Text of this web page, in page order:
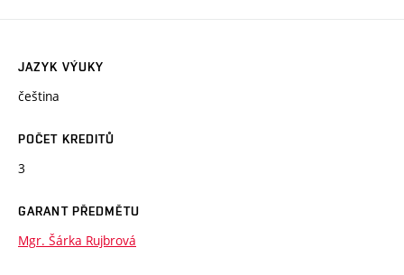
JAZYK VÝUKY
čeština
POČET KREDITŮ
3
GARANT PŘEDMĚTU
Mgr. Šárka Rujbrová